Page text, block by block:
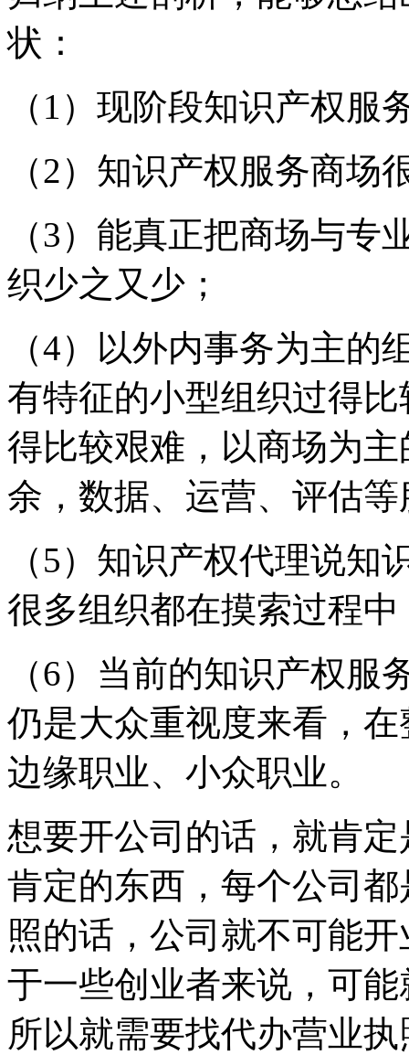
状：
（1）现阶段知识产权
（2）知识产权服务商场
（3）能真正把商场与
织少之又少；
（4）以外内事务为主
有特征的小型组织过得
得比较艰难，以商场为
余，数据、运营、评估
（5）知识产权代理说
很多组织都在摸索过程
（6）当前的知识产权
仍是大众重视度来看，
边缘职业、小众职业。
想要开公司的话，就肯
肯定的东西，每个公司
照的话，公司就不可能
于一些创业者来说，可
所以就需要找代办营业